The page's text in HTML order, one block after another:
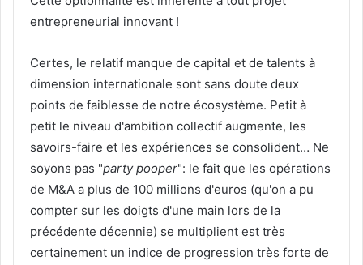
entrepreneurial innovant !
Certes, le relatif manque de capital et de talents à
dimension internationale sont sans doute deux
points de faiblesse de notre écosystème. Petit à
petit le niveau d'ambition collectif augmente, les
savoirs-faire et les expériences se consolident… Ne
soyons pas "party pooper": le fait que les opérations
de M&A a plus de 100 millions d'euros (qu'on a pu
compter sur les doigts d'une main lors de la
précédente décennie) se multiplient est très
certainement un indice de progression très forte de